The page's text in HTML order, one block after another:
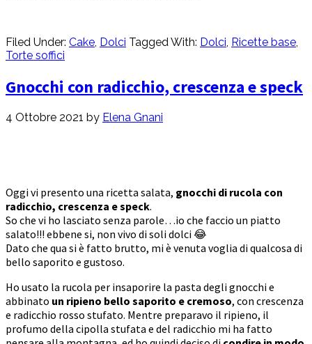
Filed Under: Cake Dolci Tagged With: Dolci Ricette base
Torte soffici
Gnocchi con radicchio, crescenza e speck
4 Ottobre 2021 by Elena Gnani
Oggi vi presento una ricetta salata, gnocchi di rucola con
radicchio, crescenza e speck.
So che vi ho lasciato senza parole…io che faccio un piatto
salato!!! ebbene si, non vivo di soli dolci 😂
Dato che qua si è fatto brutto, mi è venuta voglia di qualcosa di
bello saporito e gustoso.
Ho usato la rucola per insaporire la pasta degli gnocchi e
abbinato un ripieno bello saporito e cremoso, con crescenza
e radicchio rosso stufato. Mentre preparavo il ripieno, il
profumo della cipolla stufata e del radicchio mi ha fatto